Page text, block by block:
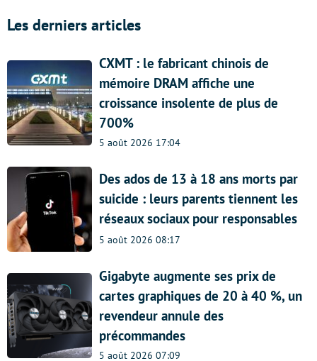
Les derniers articles
CXMT : le fabricant chinois de
mémoire DRAM affiche une
croissance insolente de plus de
700%
5 août 2026 17:04
Des ados de 13 à 18 ans morts par
suicide : leurs parents tiennent les
réseaux sociaux pour responsables
5 août 2026 08:17
Gigabyte augmente ses prix de
cartes graphiques de 20 à 40 %, un
revendeur annule des
précommandes
5 août 2026 07:09